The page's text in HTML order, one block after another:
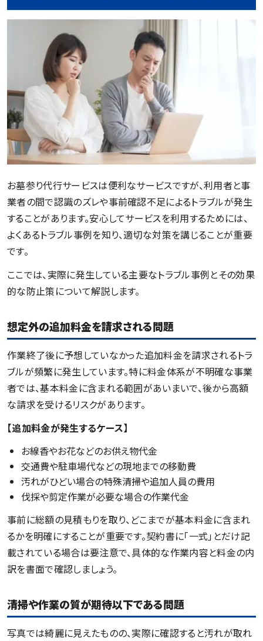
お墓参り代行サービスは便利なサービスですが、利用者と事
業者の間で認識のズレや事前確認不足によるトラブルが発生
することがあります。安心してサービスを利用するためには、
よくあるトラブル事例を知り、適切な対策を講じることが重要
です。
ここでは、実際に発生している主要なトラブル事例とその効果
的な防止策について解説します。
想定外の追加料金を請求される問題
作業終了後に予想していなかった追加料金を請求されるトラ
ブルが頻繁に発生しています。特に料金体系が不明確な事業
者では、基本料金に含まれる範囲があいまいで、後から高額
な請求を受けるリスクがあります。
【追加料金が発生するケース】
お線香やお花などのお供え物代金
交通費や駐車場代などの現地までの移動費
汚れがひどい場合の特殊清掃や追加人員の費用
伐採や剪定作業が必要な場合の作業代金
事前に総額の見積もりを取り、どこまでが基本料金に含まれ
るかを明確にすることが重要です。契約書に「一式」とだけ記
載されている場合は要注意で、具体的な作業内容と料金の内
訳を書面で確認しましょう。
清掃や作業の質が期待以下である問題
写真では綺麗に見えたものの、実際に確認すると汚れが取れ